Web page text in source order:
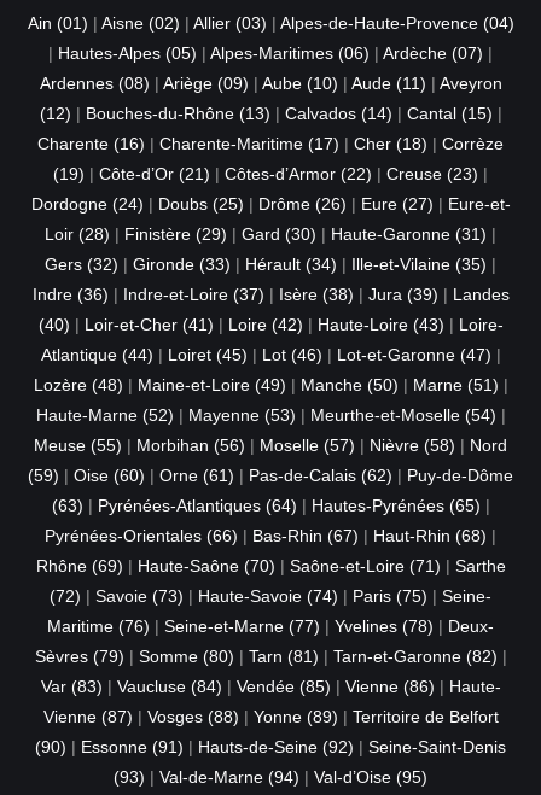
Ain (01) | Aisne (02) | Allier (03) | Alpes-de-Haute-Provence (04)
| Hautes-Alpes (05) | Alpes-Maritimes (06) | Ardèche (07) |
Ardennes (08) | Ariège (09) | Aube (10) | Aude (11) | Aveyron
(12) | Bouches-du-Rhône (13) | Calvados (14) | Cantal (15) |
Charente (16) | Charente-Maritime (17) | Cher (18) | Corrèze
(19) | Côte-d’Or (21) | Côtes-d’Armor (22) | Creuse (23) |
Dordogne (24) | Doubs (25) | Drôme (26) | Eure (27) | Eure-et-
Loir (28) | Finistère (29) | Gard (30) | Haute-Garonne (31) |
Gers (32) | Gironde (33) | Hérault (34) | Ille-et-Vilaine (35) |
Indre (36) | Indre-et-Loire (37) | Isère (38) | Jura (39) | Landes
(40) | Loir-et-Cher (41) | Loire (42) | Haute-Loire (43) | Loire-
Atlantique (44) | Loiret (45) | Lot (46) | Lot-et-Garonne (47) |
Lozère (48) | Maine-et-Loire (49) | Manche (50) | Marne (51) |
Haute-Marne (52) | Mayenne (53) | Meurthe-et-Moselle (54) |
Meuse (55) | Morbihan (56) | Moselle (57) | Nièvre (58) | Nord
(59) | Oise (60) | Orne (61) | Pas-de-Calais (62) | Puy-de-Dôme
(63) | Pyrénées-Atlantiques (64) | Hautes-Pyrénées (65) |
Pyrénées-Orientales (66) | Bas-Rhin (67) | Haut-Rhin (68) |
Rhône (69) | Haute-Saône (70) | Saône-et-Loire (71) | Sarthe
(72) | Savoie (73) | Haute-Savoie (74) | Paris (75) | Seine-
Maritime (76) | Seine-et-Marne (77) | Yvelines (78) | Deux-
Sèvres (79) | Somme (80) | Tarn (81) | Tarn-et-Garonne (82) |
Var (83) | Vaucluse (84) | Vendée (85) | Vienne (86) | Haute-
Vienne (87) | Vosges (88) | Yonne (89) | Territoire de Belfort
(90) | Essonne (91) | Hauts-de-Seine (92) | Seine-Saint-Denis
(93) | Val-de-Marne (94) | Val-d’Oise (95)